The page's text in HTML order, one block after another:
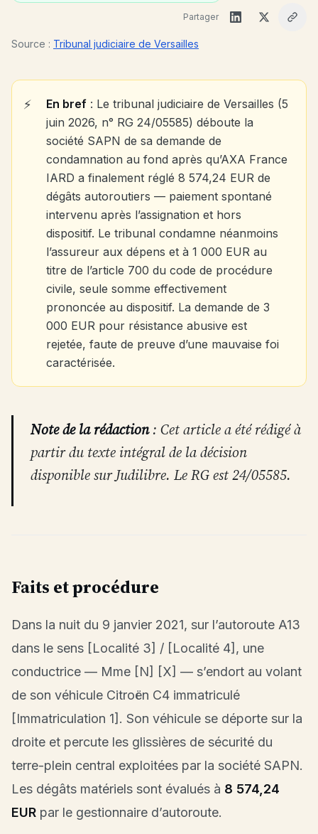
Partager
Source : Tribunal judiciaire de Versailles
En bref : Le tribunal judiciaire de Versailles (5
juin 2026, n° RG 24/05585) déboute la
société SAPN de sa demande de
condamnation au fond après qu’AXA France
IARD a finalement réglé 8 574,24 EUR de
dégâts autoroutiers — paiement spontané
intervenu après l’assignation et hors
dispositif. Le tribunal condamne néanmoins
l’assureur aux dépens et à 1 000 EUR au
titre de l’article 700 du code de procédure
civile, seule somme effectivement
prononcée au dispositif. La demande de 3
000 EUR pour résistance abusive est
rejetée, faute de preuve d’une mauvaise foi
caractérisée.
Note de la rédaction: Cet article a été rédigé à
partir du texte intégral de la décision
disponible sur Judilibre. Le RG est 24/05585.
Faits et procédure
Dans la nuit du 9 janvier 2021, sur l’autoroute A13
dans le sens [Localité 3] / [Localité 4], une
conductrice — Mme [N] [X] — s’endort au volant
de son véhicule Citroën C4 immatriculé
[Immatriculation 1]. Son véhicule se déporte sur la
droite et percute les glissières de sécurité du
terre-plein central exploitées par la société SAPN.
Les dégâts matériels sont évalués à 8 574,24
EUR par le gestionnaire d’autoroute.